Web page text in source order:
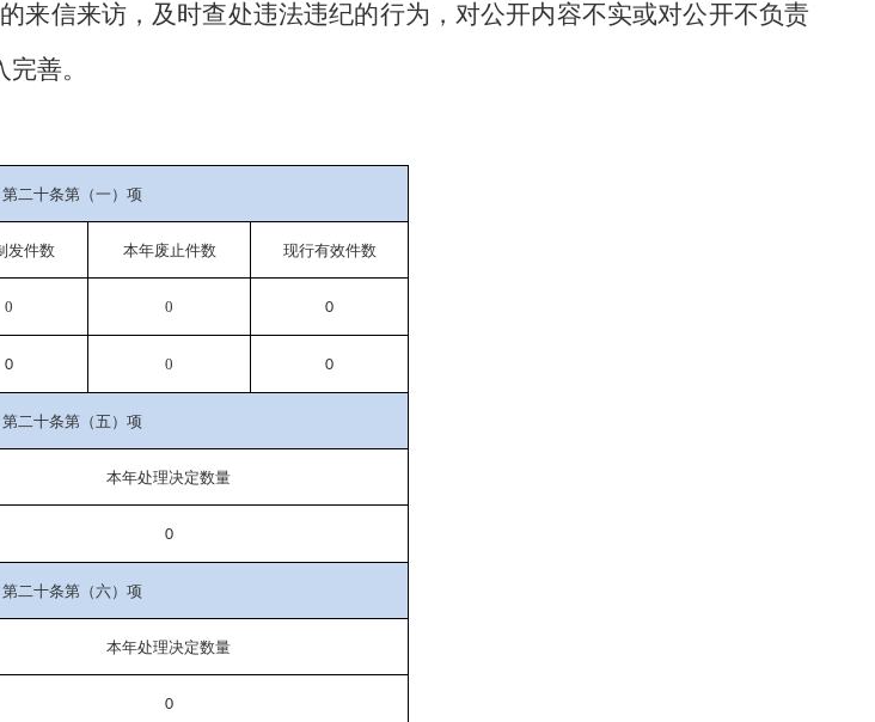
来信来访，及时查处违法违纪的行为，对公开内容不实或对公开不负责
善。
第二十条第（一）项
发件数 本年废止件数 现行有效件数
0 0 0
0 0 0
第二十条第（五）项
本年处理决定数量
0
第二十条第（六）项
本年处理决定数量
0